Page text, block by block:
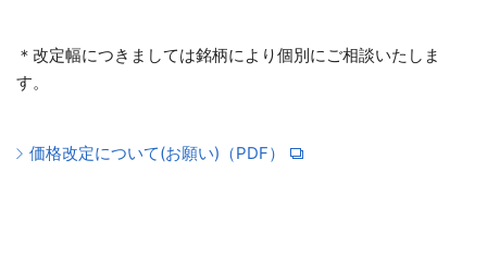
＊改定幅につきましては銘柄により個別にご相談いたしま
す。
価格改定について(お願い)（PDF）